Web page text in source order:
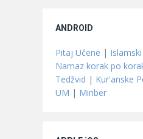
ANDROID
Pitaj Učene |
Namaz korak po
Tedžvid | Kur'anske
UM | Minber